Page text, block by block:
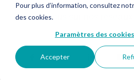
Pour plus d’information, consultez
des cookies.
Paramètres des cookies
Accepter
Suivez-nous sur nos réseaux